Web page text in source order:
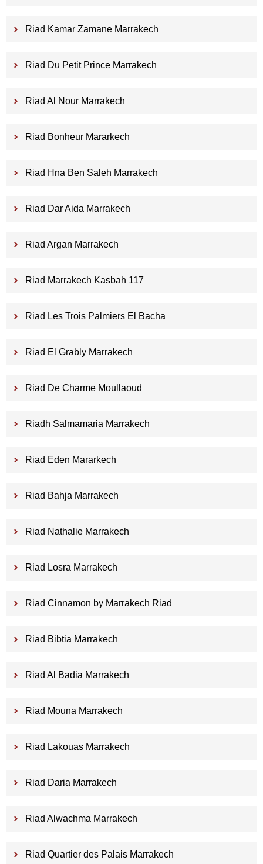
Riad Kamar Zamane Marrakech
Riad Du Petit Prince Marrakech
Riad Al Nour Marrakech
Riad Bonheur Mararkech
Riad Hna Ben Saleh Marrakech
Riad Dar Aida Marrakech
Riad Argan Marrakech
Riad Marrakech Kasbah 117
Riad Les Trois Palmiers El Bacha
Riad El Grably Marrakech
Riad De Charme Moullaoud
Riadh Salmamaria Marrakech
Riad Eden Mararkech
Riad Bahja Marrakech
Riad Nathalie Marrakech
Riad Losra Marrakech
Riad Cinnamon by Marrakech Riad
Riad Bibtia Marrakech
Riad Al Badia Marrakech
Riad Mouna Marrakech
Riad Lakouas Marrakech
Riad Daria Marrakech
Riad Alwachma Marrakech
Riad Quartier des Palais Marrakech